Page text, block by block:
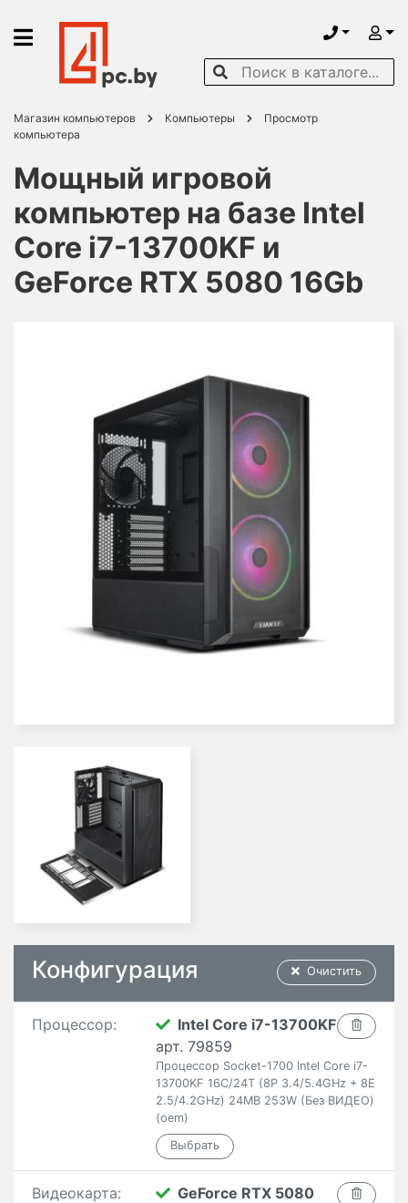
Магазин компьютеров Компьютеры
Просмотр
компьютера
Мощный игровой
компьютер на базе Intel
Core i7-13700KF и
GeForce RTX 5080 16Gb
Очистить
Конфигурация
Процессор:
Intel Core i7-13700KF
арт. 79859
Процессор Socket-1700 Intel Core i7-
13700KF 16C/24T (8P 3.4/5.4GHz + 8E
2.5/4.2GHz) 24MB 253W (Без ВИДЕО)
(oem)
Видеокарта:
GeForce RTX 5080